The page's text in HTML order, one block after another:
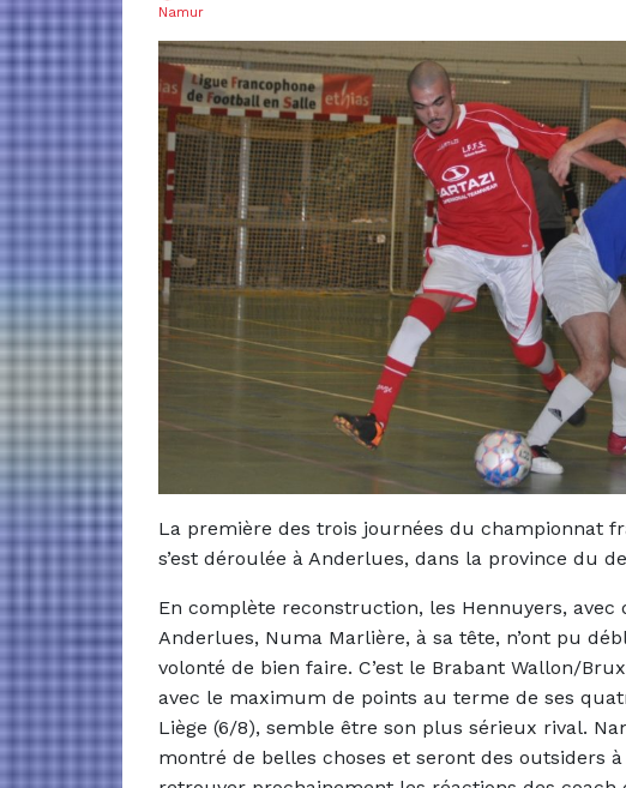
Namur
La première des trois journées du championnat
s’est déroulée à Anderlues, dans la province du
En complète reconstruction, les Hennuyers, avec
Anderlues, Numa Marlière, à sa tête, n’ont pu
volonté de bien faire. C’est le Brabant Wallon/
avec le maximum de points au terme de ses
Liège (6/8), semble être son plus sérieux rival.
montré de belles choses et seront des outsiders